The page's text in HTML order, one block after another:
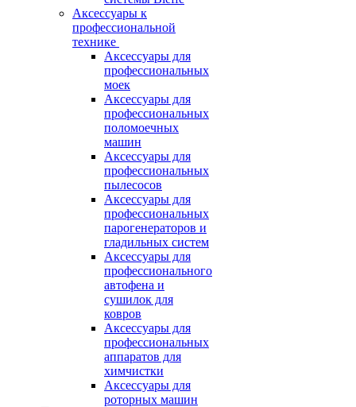
Аксессуары к
профессиональной
технике
Аксессуары для
профессиональных
моек
Аксессуары для
профессиональных
поломоечных
машин
Аксессуары для
профессиональных
пылесосов
Аксессуары для
профессиональных
парогенераторов и
гладильных систем
Аксессуары для
профессионального
автофена и
сушилок для
ковров
Аксессуары для
профессиональных
аппаратов для
химчистки
Аксессуары для
роторных машин